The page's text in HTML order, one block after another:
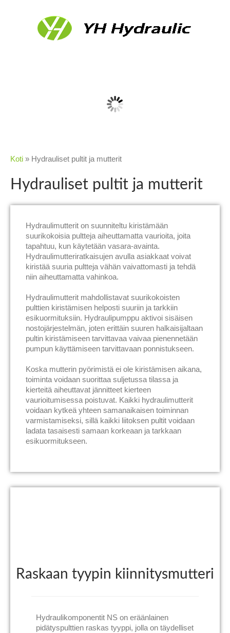
Koti » Hydrauliset pultit ja mutterit
Hydrauliset pultit ja mutterit
Hydraulimutterit on suunniteltu kiristämään
suurikokoisia pultteja aiheuttamatta vaurioita, joita
tapahtuu, kun käytetään vasara-avainta.
Hydraulimutteriratkaisujen avulla asiakkaat voivat
kiristää suuria pultteja vähän vaivattomasti ja tehdä
niin aiheuttamatta vahinkoa.
Hydraulimutterit mahdollistavat suurikokoisten
pulttien kiristämisen helposti suuriin ja tarkkiin
esikuormituksiin. Hydraulipumppu aktivoi sisäisen
nostojärjestelmän, joten erittäin suuren halkaisijaltaan
pultin kiristämiseen tarvittavaa vaivaa pienennetään
pumpun käyttämiseen tarvittavaan ponnistukseen.
Koska mutterin pyörimistä ei ole kiristämisen aikana,
toiminta voidaan suorittaa suljetussa tilassa ja
kierteitä aiheuttavat jännitteet kierteen
vaurioitumisessa poistuvat. Kaikki hydraulimutterit
voidaan kytkeä yhteen samanaikaisen toiminnan
varmistamiseksi, sillä kaikki liitoksen pultit voidaan
ladata tasaisesti samaan korkeaan ja tarkkaan
esikuormitukseen.
Raskaan tyypin kiinnitysmutteri
Hydraulikomponentit NS on eräänlainen
pidätyspulttien raskas tyyppi, jolla on täydelliset